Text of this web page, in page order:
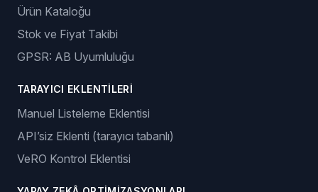
Ürün Kataloğu
Stok ve Fiyat Takibi
GPSR: AB Uyumluluğu
TARAYICI EKLENTILERI
Manuel Listeleme Eklentisi
API’siz Eklenti (tarayıcı tabanlı)
VeRO Kontrol Eklentisi